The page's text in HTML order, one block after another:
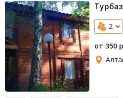
2
от 350